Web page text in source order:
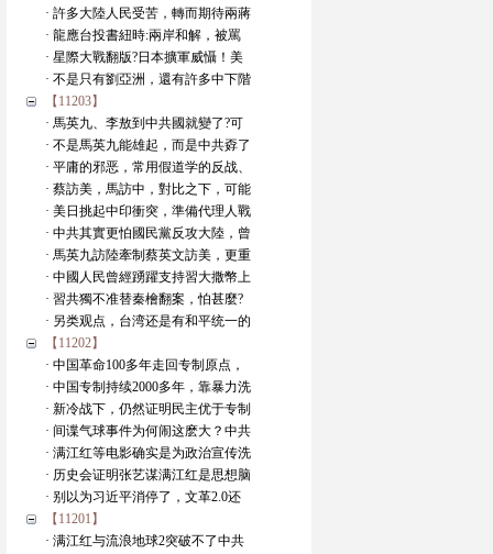
· 許多大陸人民受苦，轉而期待兩蔣
· 龍應台投書紐時:兩岸和解，被罵
· 星際大戰翻版?日本擴軍威懾！美
· 不是只有劉亞洲，還有許多中下階
【11203】
· 馬英九、李敖到中共國就變了?可
· 不是馬英九能雄起，而是中共孬了
· 平庸的邪恶，常用假道学的反战、
· 蔡訪美，馬訪中，對比之下，可能
· 美日挑起中印衝突，準備代理人戰
· 中共其實更怕國民黨反攻大陸，曾
· 馬英九訪陸牽制蔡英文訪美，更重
· 中國人民曾經踴躍支持習大撒幣上
· 習共獨不准替秦檜翻案，怕甚麼?
· 另类观点，台湾还是有和平统一的
【11202】
· 中国革命100多年走回专制原点，
· 中国专制持续2000多年，靠暴力洗
· 新冷战下，仍然证明民主优于专制
· 间谍气球事件为何闹这麽大？中共
· 满江红等电影确实是为政治宣传洗
· 历史会证明张艺谋满江红是思想脑
· 别以为习近平消停了，文革2.0还
【11201】
· 满江红与流浪地球2突破不了中共